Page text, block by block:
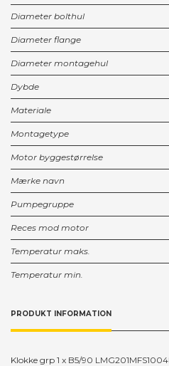
Diameter bolthul
Diameter flange
Diameter montagehul
Dybde
Materiale
Montagetype
Motor byggestørrelse
Mærke navn
Pumpegruppe
Reces mod motor
Temperatur maks.
Temperatur min.
PRODUKT INFORMATION
Klokke grp 1 x B5/90